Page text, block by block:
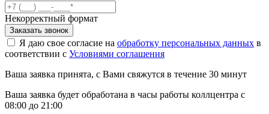
Некорректный формат
Заказать звонок
Я даю свое согласие на обработку персональных данных в
соответствии с Условиями соглашения
Ваша заявка принята, с Вами свяжутся в течение 30 минут
Ваша заявка будет обработана в часы работы коллцентра с
08:00 до 21:00